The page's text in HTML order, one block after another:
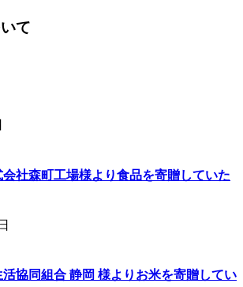
て
社森町工場様より食品を寄贈していた
協同組合 静岡 様よりお米を寄贈してい